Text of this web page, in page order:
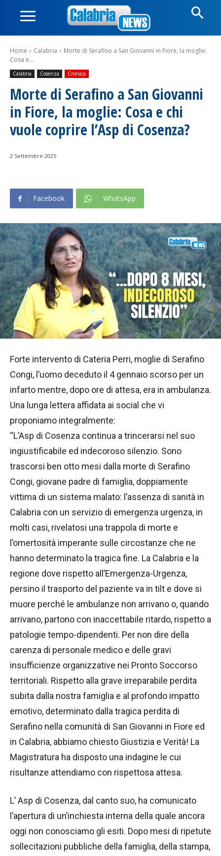
Home Calabria
Morte di Serafino a San Giovanni in Fiore, la moglie:
Cosa e...
Calabria Cosenza Cronaca
Morte di Serafino a San Giovanni
in Fiore, la moglie: Cosa e chi
vuole coprire l’Asp di Cosenza?
2 Settembre 2025
Facebook WhatsApp
Forte intervento di Cateria Perri, moglie di Serafino
Congi, l’uomo deceduto il 4 gennaio scorso per un
infarto mentre, dopo ore di attesa, era in ambulanza.
Una lunga lettera affidata ai social che vi
proponiamo integralmente:
“L’Asp di Cosenza continua a trincerarsi nel suo
ingiustificabile ed indecoroso silenzio. Sono
trascorsi ben otto mesi dalla morte di Serafino
Congi, giovane padre di famiglia, doppiamente
vittima di un sistema malato: l’assenza di sanità in
Calabria con un servizio di emergenza urgenza, in
molti casi, rivelatosi una trappola di morte e
l’omertosità imperante sulle circostanze che ne
hanno determinato la tragica fine. La Calabria e la
regione dove rispetto all’Emergenza-Urgenza,
persino il trasporto del paziente va in tilt e dove si
muore perché le ambulanze non arrivano o, quando
arrivano, partono con inaccettabile ritardo, rispetto a
patologie tempo-dipendenti. Per non dire della
carenza di personale medico e delle gravi
insufficienze organizzative nei Pronto Soccorso
territoriali. Rispetto alla grave irreparabile perdita
subita dalla nostra famiglia e al profondo impatto
emotivo, determinato dalla tragica perdita di
Serafino nella comunità di San Giovanni in Fiore ed
in Calabria, abbiamo chiesto Giustizia e Verità! La
Magistratura ha disposto una indagine le cui
risultanze attendiamo con rispettosa attesa.
L’ Asp di Cosenza, dal canto suo, ha comunicato
l’apertura di un’inchiesta interna della quale ancora
oggi non conosciamo gli esiti. Dopo mesi di ripetute
sollecitazioni pubbliche della famiglia, della stampa,